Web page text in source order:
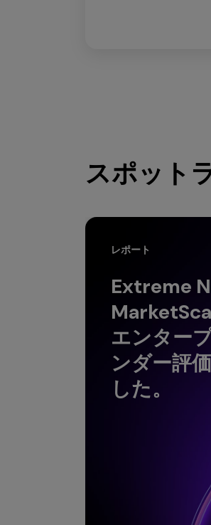
スポット
レポート
Extreme
エンター
ンダー評
した。